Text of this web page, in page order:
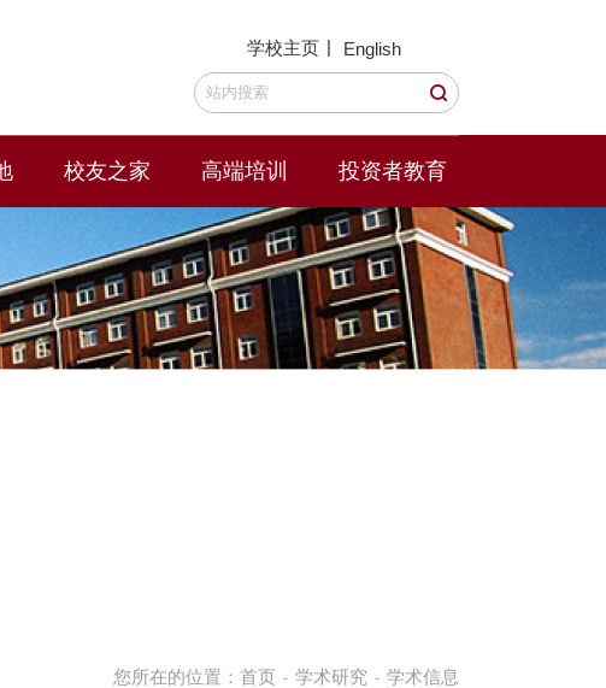
学校主页 | English
校友之家 高端培训 投资者教育
您所在的位置： 首页 - 学术研究 - 学术信息